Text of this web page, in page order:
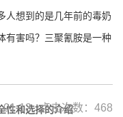
人想到的是几年前的毒奶
有害吗？三聚氰胺是一种
性和选择的介绍
01-13 点击次数：468